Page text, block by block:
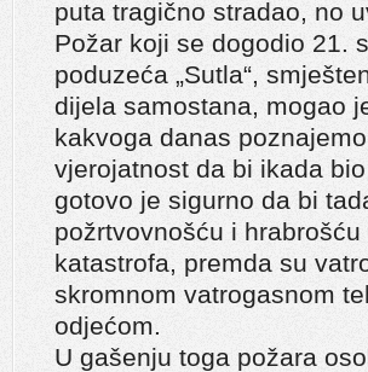
puta tragično stradao, no
Požar koji se dogodio 21.
poduzeća „Sutla“,
dijela samostana, mogao
kakvoga danas
vjerojatnost da bi ikada
gotovo je sigurno da bi
požrtvovnošću i
katastrofa, premda su
skromnom vatrogasnom
odjećom.
U gašenju toga požara